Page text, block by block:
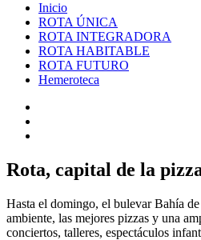
Inicio
ROTA ÚNICA
ROTA INTEGRADORA
ROTA HABITABLE
ROTA FUTURO
Hemeroteca
Rota, capital de la
Hasta el domingo, el bulevar Bahía
ambiente, las mejores pizzas y una
conciertos, talleres, espectáculos